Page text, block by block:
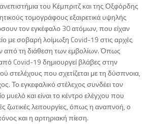
του Κέμπριτζ και της Οξφόρδης
τομογράφους εξαιρετικά υψηλής
τον εγκέφαλο 30 ατόμων, που είχαν
με σοβαρή λοίμωξη Covid-19 στις αρχές
από τη διάθεση των εμβολίων. Όπως
Covid-19 δημιουργεί βλάβες στην
στελέχους που σχετίζεται με τη δύσπνοια,
Το εγκεφαλικό στέλεχος συνδέει τον
μυελό και είναι το κέντρο ελέγχου που
ζωτικές λειτουργίες, όπως η αναπνοή, ο
και η αρτηριακή πίεση.